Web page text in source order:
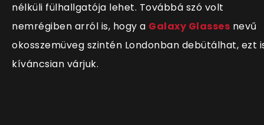
nélküli fülhallgatója lehet. Továbbá szó volt
nemrégiben arról is, hogy a Galaxy Glasses nevű
okosszemüveg szintén Londonban debütálhat, ezt
kíváncsian várjuk.